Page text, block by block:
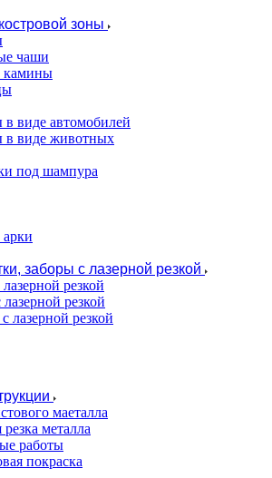
зоны
чаши
камины
виде автомобилей
в виде животных
под шампура
заборы с лазерной резкой
резкой
резкой
лазерной резкой
маеталла
резка металла
работы
покраска